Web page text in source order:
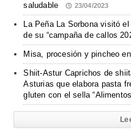
saludable
23/04/2023
La Peña La Sorbona visitó
de su “campaña de callos
Misa, procesión y pincheo
Shiit-Astur Caprichos de
Asturias que elabora pasta
gluten con el sella